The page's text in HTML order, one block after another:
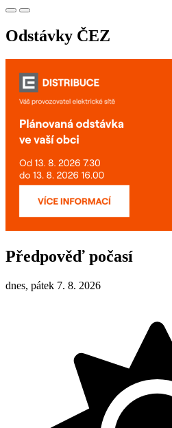
Odstávky ČEZ
Předpověď počasí
dnes, pátek 7. 8. 2026